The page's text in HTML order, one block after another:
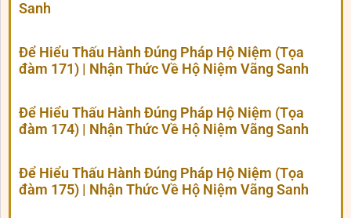
Sanh
Để Hiểu Thấu Hành Đúng Pháp Hộ Niệm (Tọa
đàm 171) | Nhận Thức Về Hộ Niệm Vãng Sanh
Để Hiểu Thấu Hành Đúng Pháp Hộ Niệm (Tọa
đàm 174) | Nhận Thức Về Hộ Niệm Vãng Sanh
Để Hiểu Thấu Hành Đúng Pháp Hộ Niệm (Tọa
đàm 175) | Nhận Thức Về Hộ Niệm Vãng Sanh